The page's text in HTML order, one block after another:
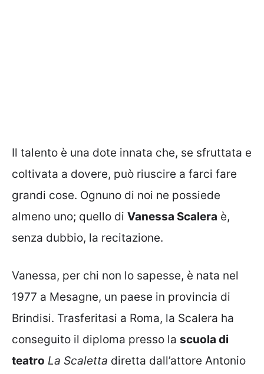
Il talento è una dote innata che, se sfruttata e
coltivata a dovere, può riuscire a farci fare
grandi cose. Ognuno di noi ne possiede
almeno uno; quello di Vanessa Scalera è,
senza dubbio, la recitazione.
Vanessa, per chi non lo sapesse, è nata nel
1977 a Mesagne, un paese in provincia di
Brindisi. Trasferitasi a Roma, la Scalera ha
conseguito il diploma presso la scuola di
teatro La Scaletta diretta dall’attore Antonio